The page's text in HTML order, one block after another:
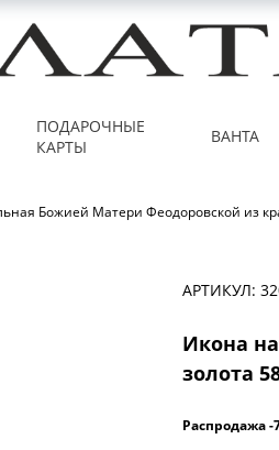
ПОДАРОЧНЫЕ
КАРТЫ
ВАНТА
Божией Матери Феодоровской из
АРТИКУЛ:
Икона
золота
Распродажа -